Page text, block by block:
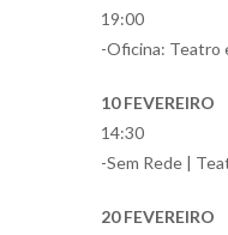
19:00
-Oficina: Teatro
10 FEVEREIRO
14:30
-Sem Rede |
20 FEVEREIRO